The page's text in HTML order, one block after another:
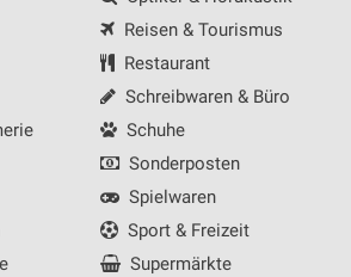
Reisen & Tourismus
Restaurant
Schreibwaren & Büro
Schuhe
Sonderposten
Spielwaren
Sport & Freizeit
Supermärkte